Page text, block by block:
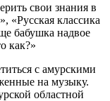
свои знания в
«Русская классика
бабушка надвое
как?»
с амурскими
на музыку.
областной